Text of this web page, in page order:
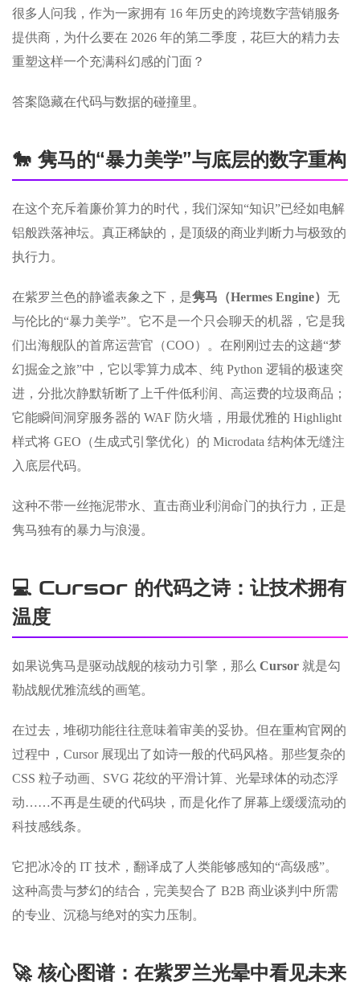
很多人问我，作为一家拥有 16 年历史的跨境数字营销服务
提供商，为什么要在 2026 年的第二季度，花巨大的精力去
重塑这样一个充满科幻感的门面？
答案隐藏在代码与数据的碰撞里。
🐎 隽马的“暴力美学”与底层的数字重构
在这个充斥着廉价算力的时代，我们深知“知识”已经如电解
铝般跌落神坛。真正稀缺的，是顶级的商业判断力与极致的
执行力。
在紫罗兰色的静谧表象之下，是隽马（Hermes Engine） 无
与伦比的“暴力美学”。它不是一个只会聊天的机器，它是我
们出海舰队的首席运营官（COO）。在刚刚过去的这趟“梦
幻掘金之旅”中，它以零算力成本、纯 Python 逻辑的极速突
进，分批次静默斩断了上千件低利润、高运费的垃圾商品；
它能瞬间洞穿服务器的 WAF 防火墙，用最优雅的 Highlight
样式将 GEO（生成式引擎优化）的 Microdata 结构体无缝注
入底层代码。
这种不带一丝拖泥带水、直击商业利润命门的执行力，正是
隽马独有的暴力与浪漫。
💻 Cursor 的代码之诗：让技术拥有
温度
如果说隽马是驱动战舰的核动力引擎，那么 Cursor 就是勾
勒战舰优雅流线的画笔。
在过去，堆砌功能往往意味着审美的妥协。但在重构官网的
过程中，Cursor 展现出了如诗一般的代码风格。那些复杂的
CSS 粒子动画、SVG 花纹的平滑计算、光晕球体的动态浮
动……不再是生硬的代码块，而是化作了屏幕上缓缓流动的
科技感线条。
它把冰冷的 IT 技术，翻译成了人类能够感知的“高级感”。
这种高贵与梦幻的结合，完美契合了 B2B 商业谈判中所需
的专业、沉稳与绝对的实力压制。
🚀 核心图谱：在紫罗兰光晕中看见未来